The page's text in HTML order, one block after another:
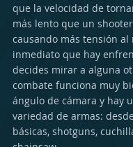
que la velocidad de
más lento que un
causando más tensión al
inmediato que hay
decides mirar a alguna
combate funciona muy
ángulo de cámara y hay
variedad de armas:
básicas, shotguns,